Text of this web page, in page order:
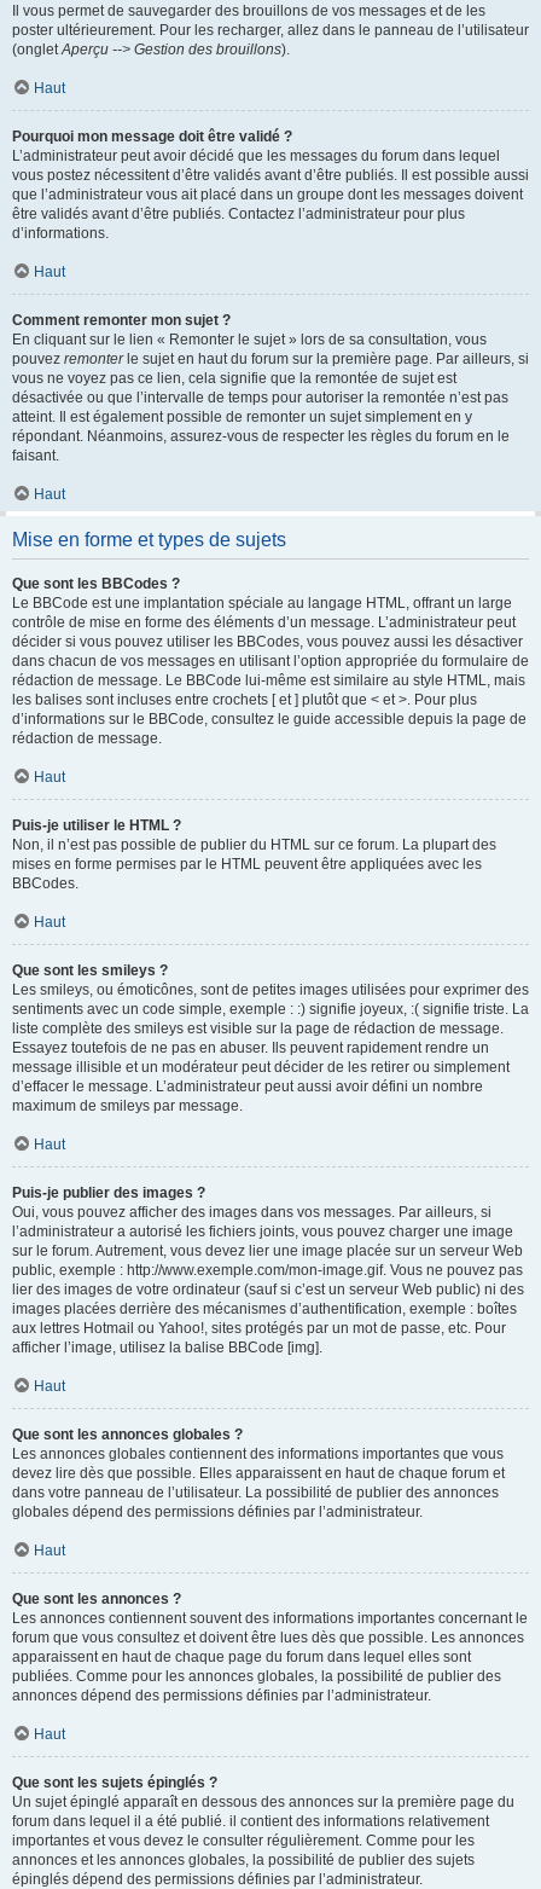
Il vous permet de sauvegarder des brouillons de vos messages et de les
poster ultérieurement. Pour les recharger, allez dans le panneau de l’utilisateur
(ongletAperçu --> Gestion des brouillons).
Haut
Pourquoi mon message doit être validé ?
L’administrateur peut avoir décidé que les messages du forum dans lequel
vous postez nécessitent d’être validés avant d’être publiés. Il est possible aussi
que l’administrateur vous ait placé dans un groupe dont les messages doivent
être validés avant d’être publiés. Contactez l’administrateur pour plus
d’informations.
Haut
Comment remonter mon sujet ?
En cliquant sur le lien « Remonter le sujet » lors de sa consultation, vous
pouvez remonterle sujet en haut du forum sur la première page. Par ailleurs, si
vous ne voyez pas ce lien, cela signifie que la remontée de sujet est
désactivée ou que l’intervalle de temps pour autoriser la remontée n’est pas
atteint. Il est également possible de remonter un sujet simplement en y
répondant. Néanmoins, assurez-vous de respecter les règles du forum en le
faisant.
Haut
Mise en forme et types de sujets
Que sont les BBCodes ?
Le BBCode est une implantation spéciale au langage HTML, offrant un large
contrôle de mise en forme des éléments d’un message. L’administrateur peut
décider si vous pouvez utiliser les BBCodes, vous pouvez aussi les désactiver
dans chacun de vos messages en utilisant l’option appropriée du formulaire de
rédaction de message. Le BBCode lui-même est similaire au style HTML, mais
les balises sont incluses entre crochets [ et ] plutôt que < et >. Pour plus
d’informations sur le BBCode, consultez le guide accessible depuis la page de
rédaction de message.
Haut
Puis-je utiliser le HTML ?
Non, il n’est pas possible de publier du HTML sur ce forum. La plupart des
mises en forme permises par le HTML peuvent être appliquées avec les
BBCodes.
Haut
Que sont les smileys ?
Les smileys, ou émoticônes, sont de petites images utilisées pour exprimer des
sentiments avec un code simple, exemple : :) signifie joyeux, :( signifie triste. La
liste complète des smileys est visible sur la page de rédaction de message.
Essayez toutefois de ne pas en abuser. Ils peuvent rapidement rendre un
message illisible et un modérateur peut décider de les retirer ou simplement
d’effacer le message. L’administrateur peut aussi avoir défini un nombre
maximum de smileys par message.
Haut
Puis-je publier des images ?
Oui, vous pouvez afficher des images dans vos messages. Par ailleurs, si
l’administrateur a autorisé les fichiers joints, vous pouvez charger une image
sur le forum. Autrement, vous devez lier une image placée sur un serveur Web
public, exemple : http://www.exemple.com/mon-image.gif. Vous ne pouvez pas
lier des images de votre ordinateur (sauf si c’est un serveur Web public) ni des
images placées derrière des mécanismes d’authentification, exemple : boîtes
aux lettres Hotmail ou Yahoo!, sites protégés par un mot de passe, etc. Pour
afficher l’image, utilisez la balise BBCode [img].
Haut
Que sont les annonces globales ?
Les annonces globales contiennent des informations importantes que vous
devez lire dès que possible. Elles apparaissent en haut de chaque forum et
dans votre panneau de l’utilisateur. La possibilité de publier des annonces
globales dépend des permissions définies par l’administrateur.
Haut
Que sont les annonces ?
Les annonces contiennent souvent des informations importantes concernant le
forum que vous consultez et doivent être lues dès que possible. Les annonces
apparaissent en haut de chaque page du forum dans lequel elles sont
publiées. Comme pour les annonces globales, la possibilité de publier des
annonces dépend des permissions définies par l’administrateur.
Haut
Que sont les sujets épinglés ?
Un sujet épinglé apparaît en dessous des annonces sur la première page du
forum dans lequel il a été publié. il contient des informations relativement
importantes et vous devez le consulter régulièrement. Comme pour les
annonces et les annonces globales, la possibilité de publier des sujets
épinglés dépend des permissions définies par l’administrateur.